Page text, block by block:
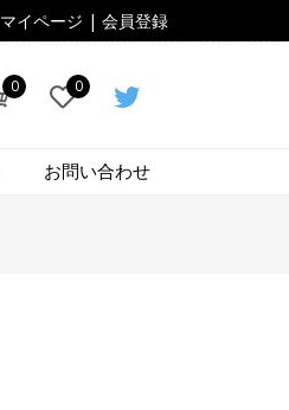
マイページ | 会員登録
0 0
お問い合わせ